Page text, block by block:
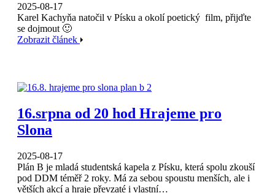
2025-08-17
Karel Kachyňa natočil v Písku a okolí poetický film, přijďte
se dojmout 🙂
Zobrazit článek
16.srpna od 20 hod Hrajeme pro
Slona
2025-08-17
Plán B je mladá studentská kapela z Písku, která spolu zkouší
pod DDM téměř 2 roky. Má za sebou spoustu menších, ale i
větších akcí a hraje převzaté i vlastní…